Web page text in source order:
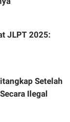
JLPT 2025:
Setelah
Ilegal